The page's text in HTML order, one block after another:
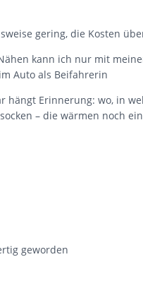
gering, die Kosten
kann ich nur mit
Auto als Beifahrerin
hängt Erinnerung: wo, in
– die wärmen noch
geworden